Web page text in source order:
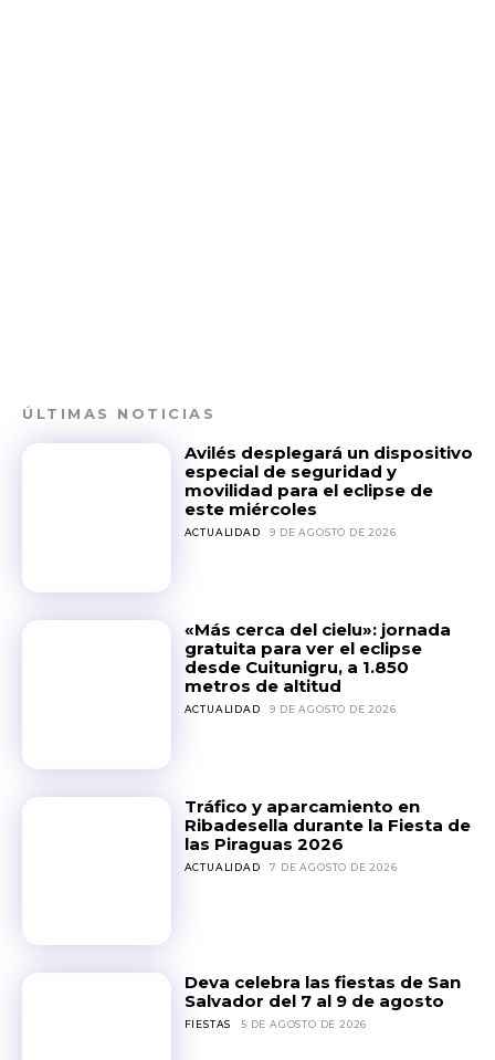
ÚLTIMAS NOTICIAS
Avilés desplegará un dispositivo
especial de seguridad y
movilidad para el eclipse de
este miércoles
ACTUALIDAD 9 DE AGOSTO DE 2026
«Más cerca del cielu»: jornada
gratuita para ver el eclipse
desde Cuitunigru, a 1.850
metros de altitud
ACTUALIDAD 9 DE AGOSTO DE 2026
Tráfico y aparcamiento en
Ribadesella durante la Fiesta de
las Piraguas 2026
ACTUALIDAD 7 DE AGOSTO DE 2026
Deva celebra las fiestas de San
Salvador del 7 al 9 de agosto
FIESTAS 5 DE AGOSTO DE 2026